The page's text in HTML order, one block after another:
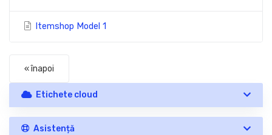
Itemshop Model 1
« înapoi
Etichete cloud
Asistență